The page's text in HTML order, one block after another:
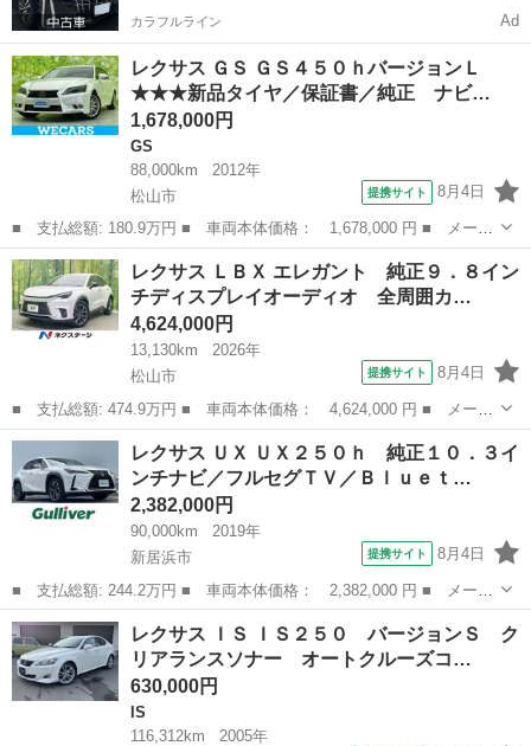
カラフルライン Ad
レクサス ＧＳ ＧＳ４５０ｈバージョンＬ
★★★新品タイヤ／保証書／純正 ナビ…
1,678,000円
GS
88,000km
2012年
松山市
提携サイト 8月4日
■ 支払総額: 180.9万円 ■ 車両本体価格： 1,678,000 円 ■ メーカ
ー名： レクサス ■ 車種名： ＧＳ ■ グレード名： ＧＳ４５０
ｈバージョンＬ ★★★新品タイヤ／保証書／純正 ナビ／プリクラ
ッシュセ...
愛媛 松山市 GS
レクサス ＬＢＸ エレガント 純正９．８イン
チディスプレイオーディオ 全周囲カ…
4,624,000円
13,130km
2026年
松山市
提携サイト 8月4日
■ 支払総額: 474.9万円 ■ 車両本体価格： 4,624,000 円 ■ メーカ
ー名： レクサス ■ 車種名： ＬＢＸ ■ グレード名： エレガン
ト 純正９．８インチディスプレイオーディオ 全周囲カメラ 衝突
被害軽減...
愛媛 松山市 レクサス
レクサス ＵＸ ＵＸ２５０ｈ 純正１０．３イ
ンチナビ／フルセグＴＶ／Ｂｌｕｅｔ…
2,382,000円
90,000km
2019年
新居浜市
提携サイト 8月4日
■ 支払総額: 244.2万円 ■ 車両本体価格： 2,382,000 円 ■ メーカ
ー名： レクサス ■ 車種名： ＵＸ ■ グレード名： ＵＸ２５０
ｈ 純正１０．３インチナビ／フルセグＴＶ／Ｂｌｕｅｔｏｏｔｈ／
ＤＶＤ再...
愛媛 新居浜市 レクサス
レクサス ＩＳ ＩＳ２５０ バージョンＳ ク
リアランスソナー オートクルーズコ…
630,000円
IS
116,312km
2005年